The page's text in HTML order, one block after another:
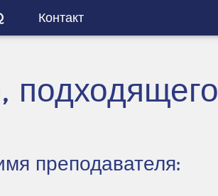
Контакт
преподавателя: